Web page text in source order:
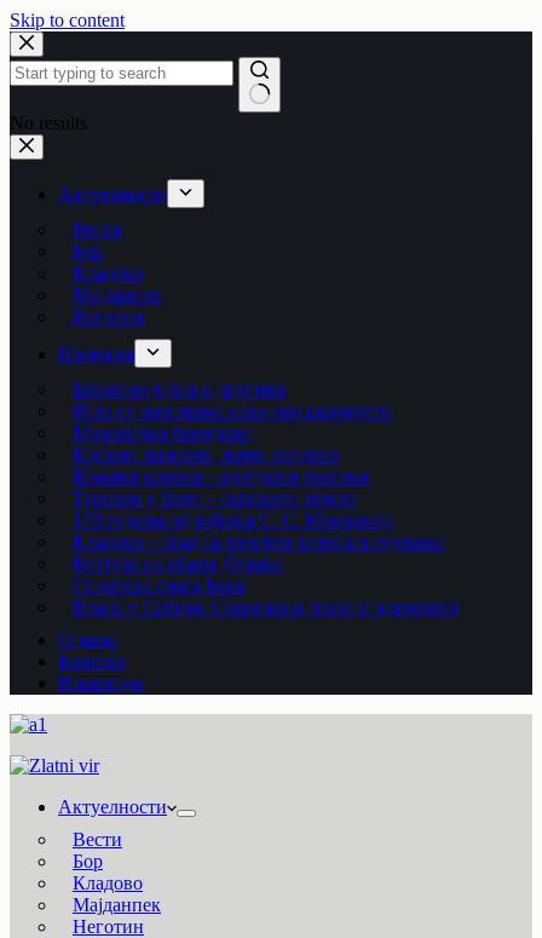
Skip to content
No results
Актуелности
Вести
Бор
Кладово
Мајданпек
Неготин
Пројекти
Бринимо једни о другима
Иста су нам права иако смо различити
Моравички брендови
Кликни паметно, живи сигурно
Влашки корени – културни трагови
Туризам у Бору – скривене лепоте
170 година од рођења С. С. Мокрањца
Кладово – град са визијом развоја и очувања
Култура на обали Дунава
Спортска снага Бора
Власи у Србији: Савремени зивот и идентитет
О нама
Контакт
Импресум
Актуелности
Вести
Бор
Кладово
Мајданпек
Неготин